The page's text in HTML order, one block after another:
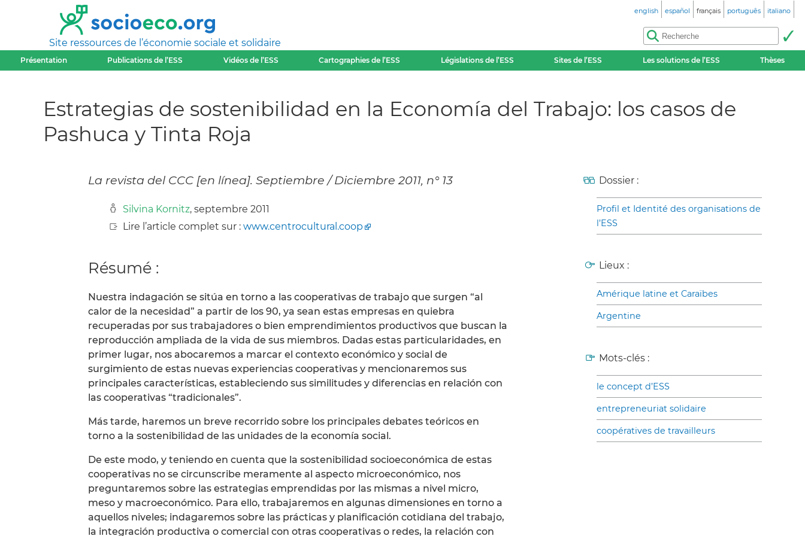
Site ressources de l’économie sociale et solidaire
english español français português italiano
Présentation Publications de l’ESS Vidéos de l’ESS Cartographies de l’ESS Législations de l’ESS Sites de l’ESS Les solutions de l’ESS Thèses
Estrategias de sostenibilidad en la Economía del Trabajo: los casos de
Pashuca y Tinta Roja
La revista del CCC [en línea]. Septiembre / Diciembre 2011, n° 13
Silvina Kornitz, septembre 2011
Lire l’article complet sur : www.centrocultural.coop
Résumé :
Nuestra indagación se sitúa en torno a las cooperativas de trabajo que surgen “al
calor de la necesidad” a partir de los 90, ya sean estas empresas en quiebra
recuperadas por sus trabajadores o bien emprendimientos productivos que buscan la
reproducción ampliada de la vida de sus miembros. Dadas estas particularidades, en
primer lugar, nos abocaremos a marcar el contexto económico y social de
surgimiento de estas nuevas experiencias cooperativas y mencionaremos sus
principales características, estableciendo sus similitudes y diferencias en relación con
las cooperativas “tradicionales”.
Más tarde, haremos un breve recorrido sobre los principales debates teóricos en
torno a la sostenibilidad de las unidades de la economía social.
De este modo, y teniendo en cuenta que la sostenibilidad socioeconómica de estas
cooperativas no se circunscribe meramente al aspecto microeconómico, nos
preguntaremos sobre las estrategias emprendidas por las mismas a nivel micro,
meso y macroeconómico. Para ello, trabajaremos en algunas dimensiones en torno a
aquellos niveles; indagaremos sobre las prácticas y planificación cotidiana del trabajo,
la integración productiva o comercial con otras cooperativas o redes, la relación con
Dossier :
Profil et Identité des organisations de
l’ESS
Lieux :
Amérique latine et Caraïbes
Argentine
Mots-clés :
le concept d’ESS
entrepreneuriat solidaire
coopératives de travailleurs